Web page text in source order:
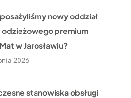
nowy oddział
odzieżowego premium
w Jarosławiu?
2026
stanowiska obsługi